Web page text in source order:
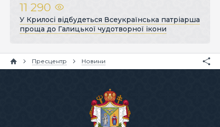
11 290
У Крилосі відбудеться Всеукраїнська патріарша
проща до Галицької чудотворної ікони
Пресцентр Новини